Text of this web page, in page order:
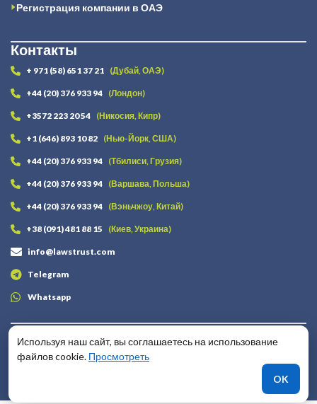
Регистрация компании в ОАЭ
Контакты
+ 971 (58) 651 37 21 (Дубай, ОАЭ)
+44 (20) 376 933 94 (Лондон)
+3572 223 20 54 (Никосия, Кипр)
+1 (646) 893 10 82 (Нью-Йорк, США)
+44 (20) 376 933 94 (Тбилиси, Грузия)
+44 (20) 376 933 94 (Варшава, Польша)
+44 (20) 376 933 94 (Вэньчжоу, Китай)
+38 (091) 481 88 15 (Киев, Украина)
info@lawstrust.com
Telegram
Whatsapp
Оставайтесь на связи
Используя наш сайт, вы соглашаетесь на использование
файлов cookie. Просмотреть
OK